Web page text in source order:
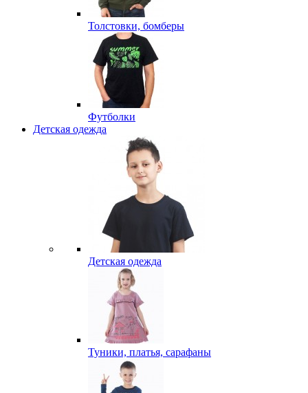
Толстовки, бомберы
Футболки
Детская одежда
Детская одежда
Туники, платья, сарафаны